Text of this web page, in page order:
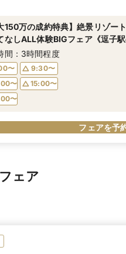
150万の成約特典】絶景リゾ
なしALL体験BIGフェア《逗子
間：3時間程度
〜
9:30〜
〜
15:00〜
〜
フェアを予
ェア